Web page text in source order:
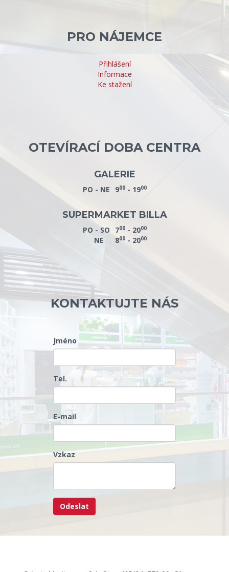
PRO NÁJEMCE
Přihlášení
Informace
Ke stažení
OTEVÍRACÍ DOBA CENTRA
GALERIE
PO - NE 900- 1900
SUPERMARKET BILLA
PO - SO 700- 2000
NE 800- 2000
KONTAKTUJTE NÁS
Jméno
Tel.
E-mail
Vzkaz